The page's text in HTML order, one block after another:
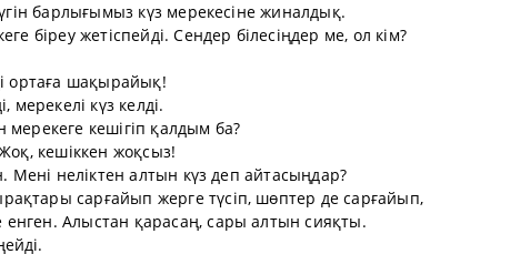
барлығымыз күз мерекесіне жиналдық.
біреу жетіспейді. Сендер білесіңдер ме, ол кім?
ортаға шақырайық!
мерекелі күз келді.
кешігіп қалдым ба?
кешіккен жоқсыз!
Мені неліктен алтын күз деп айтасыңдар?
сарғайып жерге түсіп, шөптер де сарғайып,
Алыстан қарасаң, сары алтын сияқты.